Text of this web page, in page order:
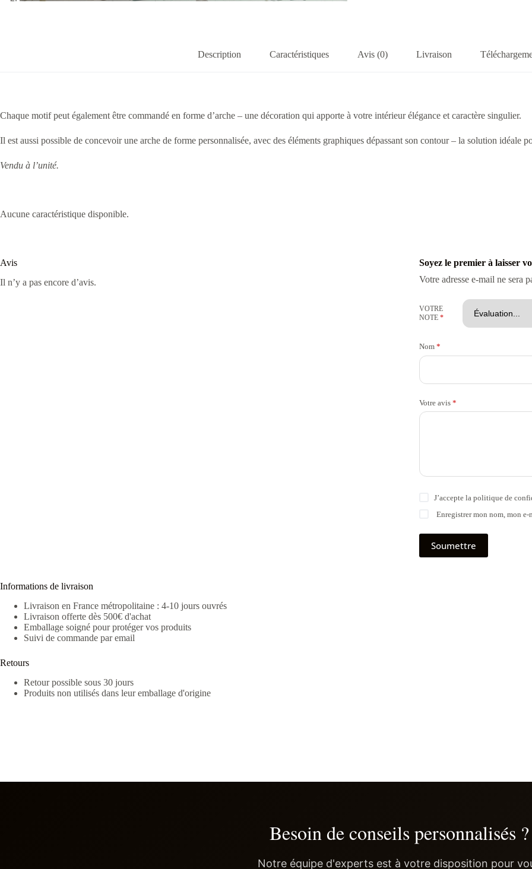
Description Caractéristiques Avis (0) Livraison
Chaque motif peut également être commandé en forme d’arche – une décoration qui apporte à votre intérieur élégance et caractère singulier.
Il est aussi possible de concevoir une arche de forme personnalisée, avec des éléments graphiques dépassant son contour – la solution idéale
Vendu à l’unité.
Aucune caractéristique disponible.
Avis
Il n’y a pas encore d’avis.
Soyez le premier à laisser
Votre adresse e-mail ne sera
VOTRE
NOTE *
Nom*
Votre avis *
J’accepte lapolitique de
Enregistrer mon nom, mon
Soumettre
Informations de livraison
Livraison en France métropolitaine : 4-10 jours ouvrés
Livraison offerte dès 500€ d'achat
Emballage soigné pour protéger vos produits
Suivi de commande par email
Retours
Retour possible sous 30 jours
Produits non utilisés dans leur emballage d'origine
Besoin de conseils personnalisés ?
Notre équipe d'experts est à votre disposition pour